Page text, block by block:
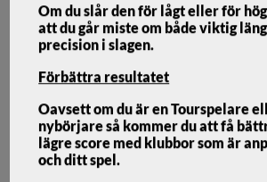
Ping G440 K HL Driver
PING
PING G440 K HL DRIVER CUSTOM
Om du slår den för lågt eller för
att du går miste om både viktig
precision i slagen.
Förbättra resultatet
Oavsett om du är en Tourspelare
nybörjare så kommer du att få
lägre score med klubbor som är
och ditt spel.